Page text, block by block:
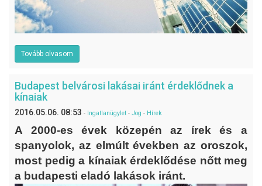
Tovább olvasom
Budapest belvárosi lakásai iránt érdeklődnek a
kínaiak
2016.05.06. 08:53 - Ingatlanügylet - Jog - Hírek
A 2000-es évek közepén az írek és a
spanyolok, az elmúlt években az oroszok,
most pedig a kínaiak érdeklődése nőtt meg
a budapesti eladó lakások iránt.